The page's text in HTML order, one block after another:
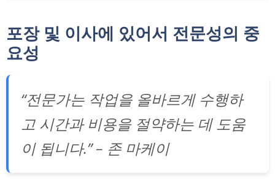
포장 및 이사에 있어서 전문성의 중
요성
“전문가는 작업을 올바르게 수행하
고 시간과 비용을 절약하는 데 도움
이 됩니다.” – 존 마케이